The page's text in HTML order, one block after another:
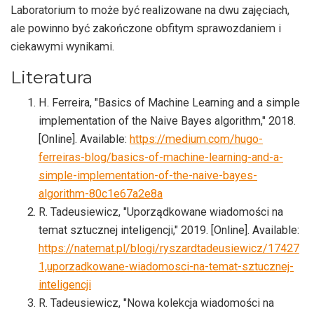
Laboratorium to może być realizowane na dwu zajęciach,
ale powinno być zakończone obfitym sprawozdaniem i
ciekawymi wynikami.
Literatura
H. Ferreira,
Basics of Machine Learning and a simple
implementation of the Naive Bayes algorithm, 2018.
[Online]. Available: https://medium.com/hugo-
ferreiras-blog/basics-of-machine-learning-and-a-
simple-implementation-of-the-naive-bayes-
algorithm-80c1e67a2e8a
R. Tadeusiewicz, Uporządkowane wiadomości na
temat sztucznej inteligencji, 2019. [Online]. Available:
https://natemat.pl/blogi/ryszardtadeusiewicz/17427
1,uporzadkowane-wiadomosci-na-temat-sztucznej-
inteligencji
R. Tadeusiewicz,
Nowa kolekcja wiadomości na